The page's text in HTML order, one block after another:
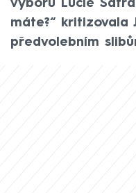
výboru Lucie
máte?“ kritizovala
předvolebním